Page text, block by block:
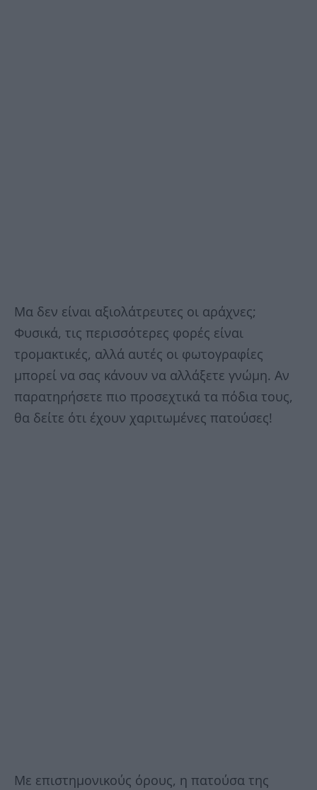
Μα δεν είναι αξιολάτρευτες οι αράχνες;
Φυσικά, τις περισσότερες φορές είναι
τρομακτικές, αλλά αυτές οι φωτογραφίες
μπορεί να σας κάνουν να αλλάξετε γνώμη. Αν
παρατηρήσετε πιο προσεχτικά τα πόδια τους,
θα δείτε ότι έχουν χαριτωμένες πατούσες!
Με επιστημονικούς όρους, η πατούσα της